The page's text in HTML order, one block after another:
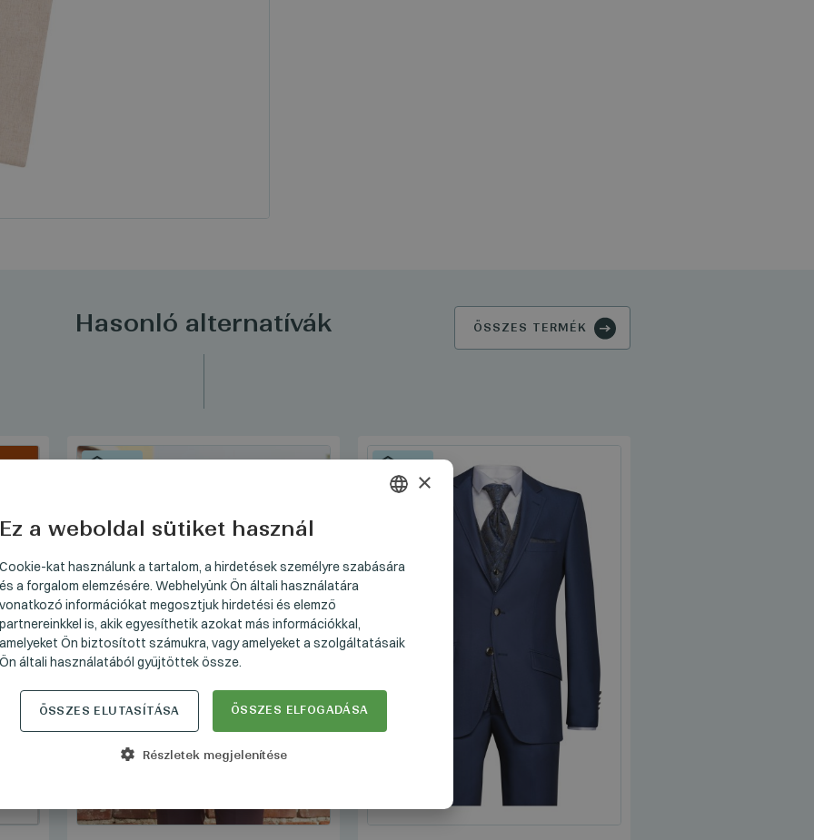
Hasonló alternatívák ÖSSZES TERMÉK
GERMAN
×
Ez a weboldal sütiket használ
Cookie-kat használunk a tartalom, a hirdetések személyre szabására
és a forgalom elemzésére. Webhelyünk Ön általi használatára
vonatkozó információkat megosztjuk hirdetési és elemző
partnereinkkel is, akik egyesíthetik azokat más információkkal,
amelyeket Ön biztosított számukra, vagy amelyeket a szolgáltatásaik
Ön általi használatából gyűjtöttek össze.
ÖSSZES ELFOGADÁSA
ÖSSZES ELUTASÍTÁSA
Részletek megjelenítése